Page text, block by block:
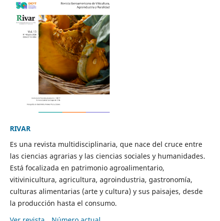
RIVAR
Es una revista multidisciplinaria, que nace del cruce entre
las ciencias agrarias y las ciencias sociales y humanidades.
Está focalizada en patrimonio agroalimentario,
vitivinicultura, agricultura, agroindustria, gastronomía,
culturas alimentarias (arte y cultura) y sus paisajes, desde
la producción hasta el consumo.